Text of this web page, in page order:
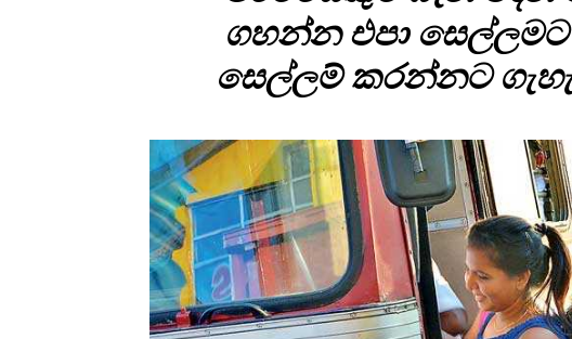
ගහන්න එපා
සෙල්ලම් කරන්නට